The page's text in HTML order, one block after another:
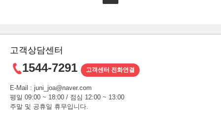
고객상담센터
1544-7291 고객센터 전화연결
E-Mail : juni_joa@naver.com
평일 09:00 ~ 18:00 / 점심 12:00 ~ 13:00
주말 및 공휴일 휴무입니다.